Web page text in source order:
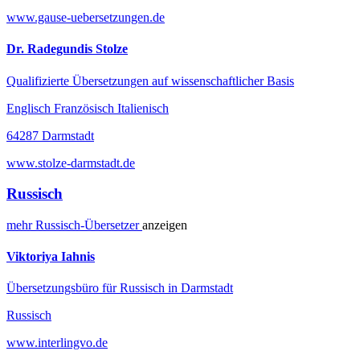
www.gause-uebersetzungen.de
Dr. Radegundis Stolze
Qualifizierte Übersetzungen auf wissenschaftlicher Basis
Englisch Französisch Italienisch
64287 Darmstadt
www.stolze-darmstadt.de
Russisch
mehrRussisch-Übersetzeranzeigen
Viktoriya Iahnis
Übersetzungsbüro für Russisch in Darmstadt
Russisch
www.interlingvo.de